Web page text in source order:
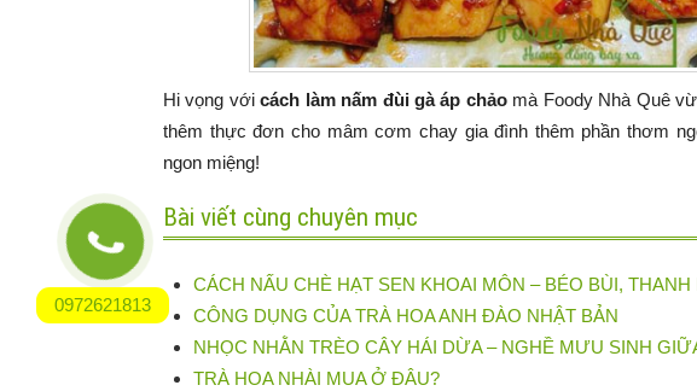
Hi vọng vớicách làm nấm đùi gà áp chảomà Foody Nhà Quê
thêm thực đơn cho mâm cơm chay gia đình thêm phần thơm
ngon miệng!
Bài viết cùng chuyên mục
CÁCH NẤU CHÈ HẠT SEN KHOAI MÔN – BÉO BÙI,
CÔNG DỤNG CỦA TRÀ HOA ANH ĐÀO NHẬT BẢN
NHỌC NHẰN TRÈO CÂY HÁI DỪA – NGHỀ MƯU SINH
TRÀ HOA NHÀI MUA Ở ĐÂU?
0972621813